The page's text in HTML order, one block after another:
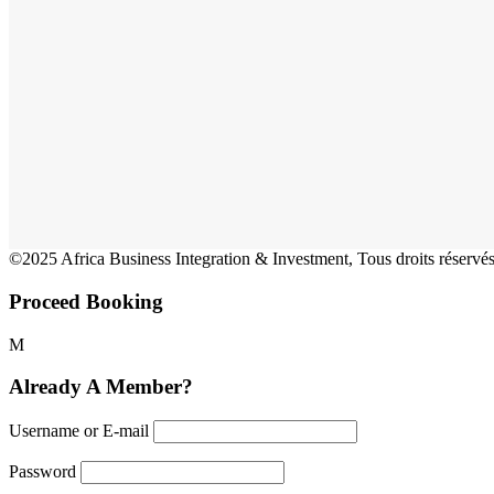
©2025 Africa Business Integration & Investment, Tous droits
Proceed Booking
Already A Member?
Username or E-mail
Password